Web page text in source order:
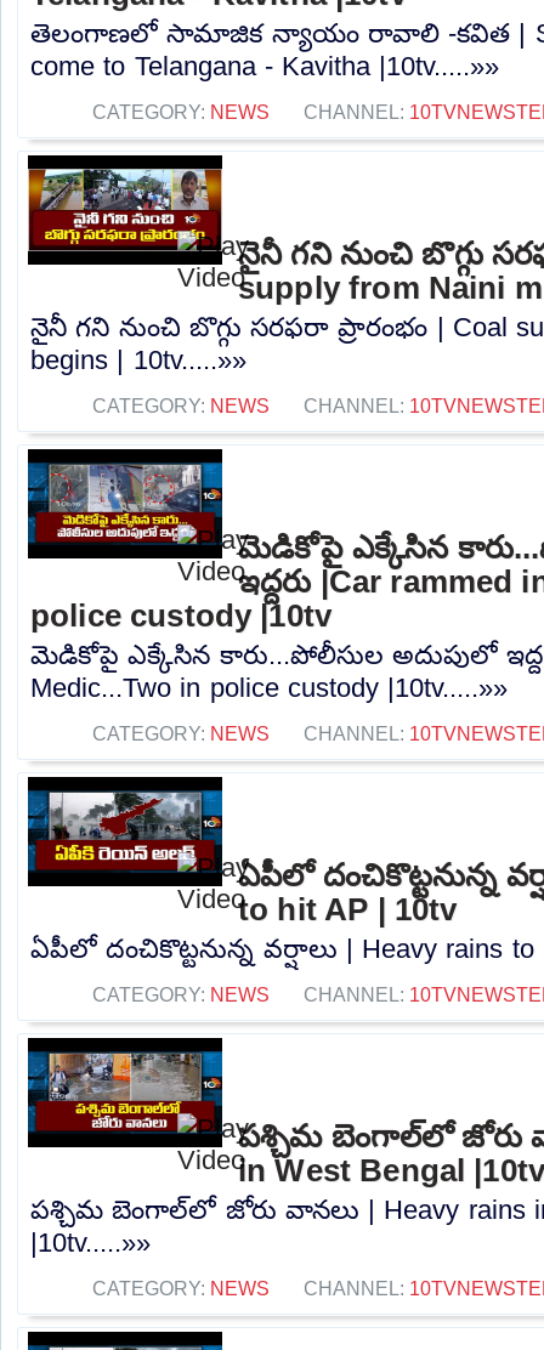
తెలంగాణలో సామాజిక న్యాయం రావాలి -కవిత |
come to Telangana - Kavitha |10tv.....»»
CATEGORY: NEWS CHANNEL:
నైనీ గని నుంచి బొగ్గు
supply from Naini
నైనీ గని నుంచి బొగ్గు సరఫరా ప్రారంభం | Coal
begins | 10tv.....»»
CATEGORY: NEWS CHANNEL:
మెడికోపై ఎక్కేసిన
ఇద్దరు |Car rammed
police custody |10tv
మెడికోపై ఎక్కేసిన కారు...పోలీసుల అదుపులో
Medic...Two in police custody |10tv.....»»
CATEGORY: NEWS CHANNEL:
ఏపీలో దంచికొట్టనున్న
to hit AP | 10tv
ఏపీలో దంచికొట్టనున్న వర్షాలు | Heavy rains to
CATEGORY: NEWS CHANNEL:
పశ్చిమ బెంగాల్‌లో జోరు
in West Bengal
పశ్చిమ బెంగాల్‌లో జోరు వానలు | Heavy rains
|10tv.....»»
CATEGORY: NEWS CHANNEL: